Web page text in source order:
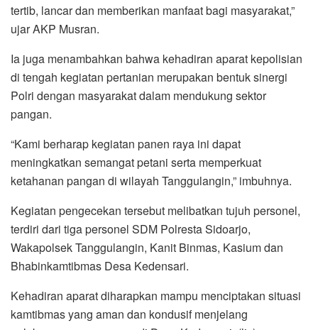
tertib, lancar dan memberikan manfaat bagi masyarakat,”
ujar AKP Musran.
Ia juga menambahkan bahwa kehadiran aparat kepolisian
di tengah kegiatan pertanian merupakan bentuk sinergi
Polri dengan masyarakat dalam mendukung sektor
pangan.
“Kami berharap kegiatan panen raya ini dapat
meningkatkan semangat petani serta memperkuat
ketahanan pangan di wilayah Tanggulangin,” imbuhnya.
Kegiatan pengecekan tersebut melibatkan tujuh personel,
terdiri dari tiga personel SDM Polresta Sidoarjo,
Wakapolsek Tanggulangin, Kanit Binmas, Kasium dan
Bhabinkamtibmas Desa Kedensari.
Kehadiran aparat diharapkan mampu menciptakan situasi
kamtibmas yang aman dan kondusif menjelang